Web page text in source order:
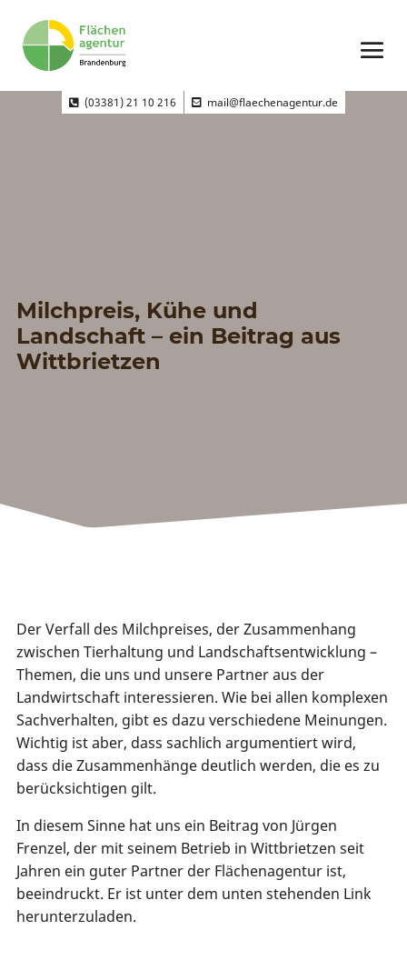
(03381) 21 10 216 mail@flaechenagentur.de
Milchpreis, Kühe und
Landschaft – ein Beitrag aus
Wittbrietzen
Der Verfall des Milchpreises, der Zusammenhang
zwischen Tierhaltung und Landschaftsentwicklung –
Themen, die uns und unsere Partner aus der
Landwirtschaft interessieren. Wie bei allen komplexen
Sachverhalten, gibt es dazu verschiedene Meinungen.
Wichtig ist aber, dass sachlich argumentiert wird,
dass die Zusammenhänge deutlich werden, die es zu
berücksichtigen gilt.
In diesem Sinne hat uns ein Beitrag von Jürgen
Frenzel, der mit seinem Betrieb in Wittbrietzen seit
Jahren ein guter Partner der Flächenagentur ist,
beeindruckt. Er ist unter dem unten stehenden Link
herunterzuladen.